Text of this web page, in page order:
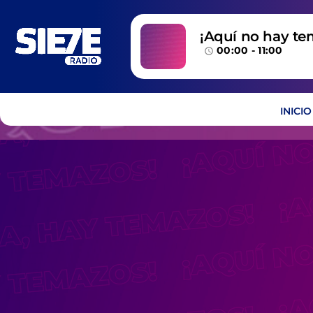
¡Aquí no hay
temazos!
access_time 00:00 - 11:00
INICIO